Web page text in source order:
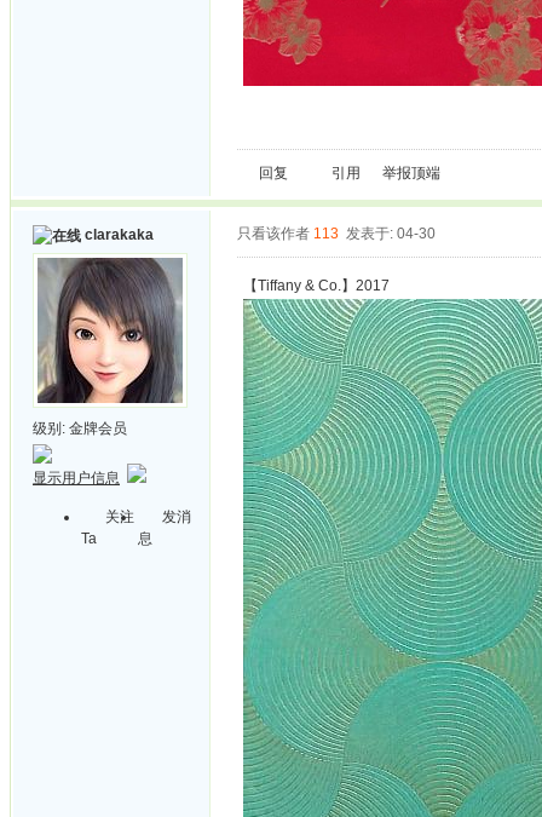
回复 引用 举报顶端
clarakaka
级别: 金牌会员
显示用户信息
关注
Ta
发消
息
只看该作者 113 发表于: 04-30
【Tiffany & Co.】2017